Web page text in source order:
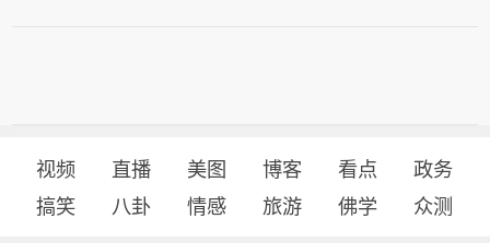
视频 直播 美图 博客 看点
政务
搞笑
八卦 情感 旅游 佛学 众测